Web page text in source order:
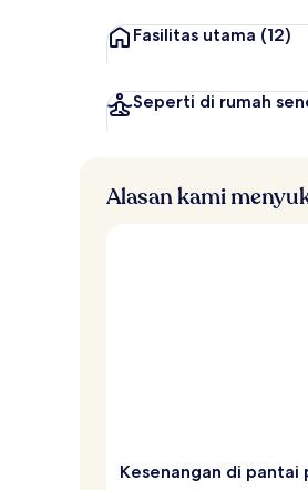
Fasilitas utama (12)
Seperti di rumah
Alasan kami
Kesenangan di pantai